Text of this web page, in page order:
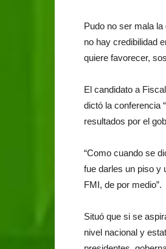
Pudo no ser mala
no hay credibilidad
quiere favorecer,
El candidato a
dictó la conferencia
resultados por el
“Como cuando se
fue darles un piso y
FMI, de por medio”.
Situó que si se
nivel nacional y